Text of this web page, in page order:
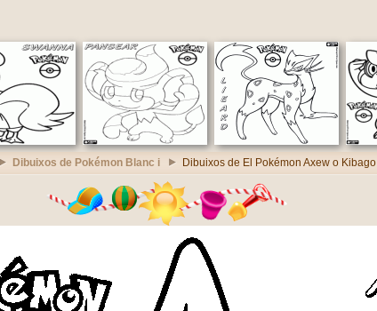
Dibuixos de Pokémon Blanc i Dibuixos de El Pokémon Axew o Kibago